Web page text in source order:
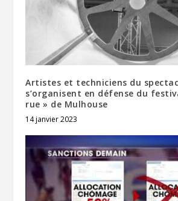
Artistes et techniciens du
s’organisent en défense du
rue » de Mulhouse
14 janvier 2023